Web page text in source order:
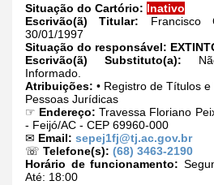
Situação do Cartório: Inativo
Escrivão(ã) Titular: Francisco
30/01/1997
Situação do responsável:
Escrivão(ã) Substituto(a):
Informado.
Atribuições: • Registro de Títulos
Pessoas Jurídicas
☞ Endereço: Travessa Floriano
- Feijó/AC - CEP 69960-000
✉ Email: sepej1fj@tj.ac.gov.br
☏ Telefone(s): (68) 3463-2190
Horário de funcionamento:
Até: 18:00